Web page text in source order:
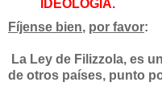
IDEOLOGÍA.
Fíjense bien, por favor:
La Ley de Filizzola, es un
de otros países, punto